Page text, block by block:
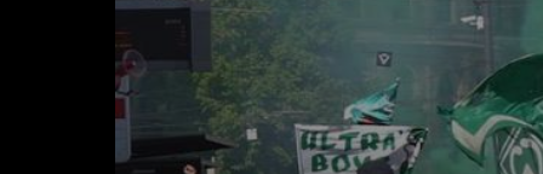
Vor dem letzten Heimspiel der
tausende Werder-Anhänger
marschieren.